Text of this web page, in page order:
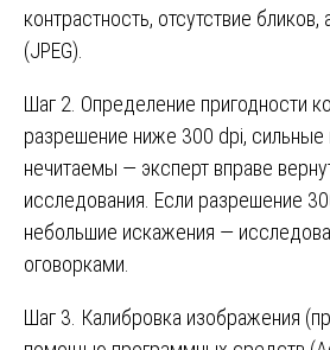
контрастность, отсутствие
(JPEG).
Шаг 2. Определение пригодности
разрешение ниже 300 dpi, сильные
нечитаемы — эксперт вправе
исследования. Если разрешение
небольшие искажения —
оговорками.
Шаг 3. Калибровка изображения